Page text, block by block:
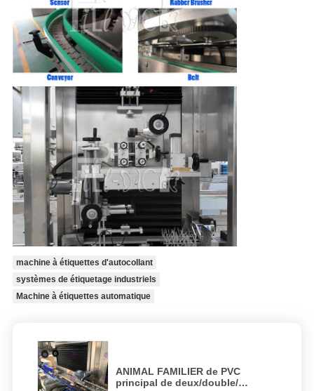
machine à étiquettes d'autocollant
systèmes de étiquetage industriels
Machine à étiquettes automatique
ANIMAL FAMILIER de PVC
principal de deux/double/